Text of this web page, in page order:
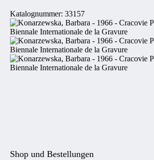
Katalognummer: 33157
Shop und Bestellungen